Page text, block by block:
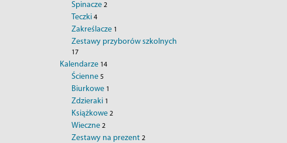
Spinacze 2
Teczki 4
Zakreślacze 1
Zestawy przyborów szkolnych
17
Kalendarze 14
Ścienne 5
Biurkowe 1
Zdzieraki 1
Książkowe 2
Wieczne 2
Zestawy na prezent 2